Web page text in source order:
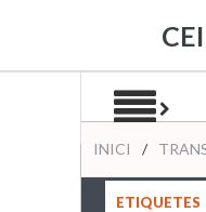
INICI /
ETIQUETES